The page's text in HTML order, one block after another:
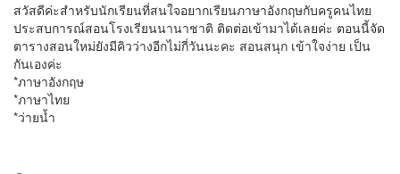
สวัสดีค่ะสำหรับนักเรียนที่สนใจอยากเรียนภาษาอังกฤษกับครูคนไทย
ประสบการณ์สอนโรงเรียนนานาชาติ ติดต่อเข้ามาได้เลยค่ะ ตอนนี้จัด
ตารางสอนใหม่ยังมีคิวว่างอีกไม่กี่วันนะคะ สอนสนุก เข้าใจง่าย เป็น
กันเองค่ะ
*ภาษาอังกฤษ
*ภาษาไทย
*ว่ายน้ำ